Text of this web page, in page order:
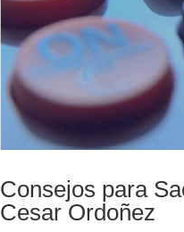
Consejos para
Cesar Ordoñez